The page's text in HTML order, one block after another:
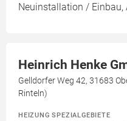
Neuinstallation / Einbau,
Heinrich Henke
Gelldorfer Weg 42, 31683
Rinteln)
HEIZUNG SPEZIALGEBIETE